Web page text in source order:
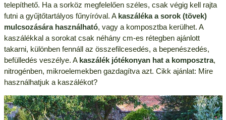
telepíthető. Ha a sorköz megfelelően széles, csak végig kell rajta
futni a gyűjtőtartályos fűnyíróval. A kaszáléka a sorok (tövek)
mulcsozására használható, vagy a komposztba kerülhet. A
kaszálékkal a sorokat csak néhány cm-es rétegben ajánlott
takarni, különben fennáll az összefilcesedés, a bepenészedés,
befülledés veszélye. A kaszálék jótékonyan hat a komposztra,
nitrogénben, mikroelemekben gazdagítva azt. Cikk ajánlat: Mire
használhatjuk a kaszálékot?